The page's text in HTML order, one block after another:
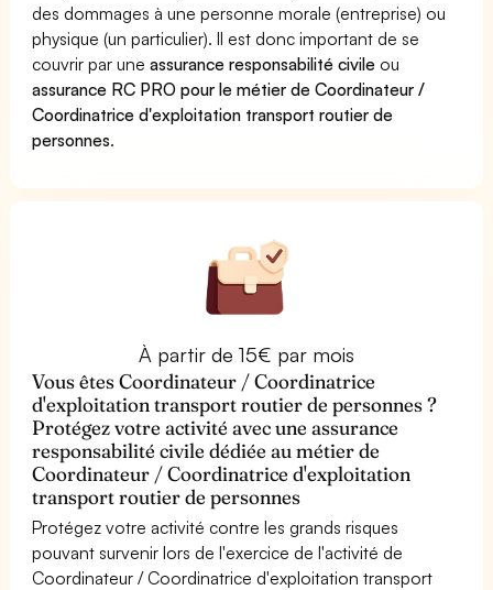
des dommages à une personne morale (entreprise) ou
physique (un particulier). Il est donc important de se
couvrir par uneassurance responsabilité civile ou
assurance RC PRO pour le métier de Coordinateur /
Coordinatrice d'exploitation transport routier de
personnes.
À partir de 15€ par mois
Vous êtes Coordinateur / Coordinatrice
d'exploitation transport routier de personnes ?
Protégez votre activité avec une assurance
responsabilité civile dédiée au métier de
Coordinateur / Coordinatrice d'exploitation
transport routier de personnes
Protégez votre activité contre les grands risques
pouvant survenir lors de l'exercice de l'activité de
Coordinateur / Coordinatrice d'exploitation transport